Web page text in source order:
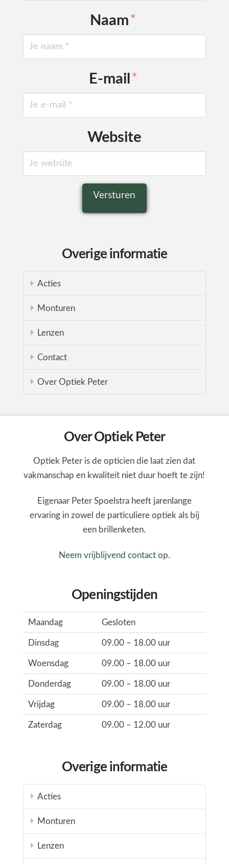
Naam*
E-mail*
Website
Overige informatie
Acties
Monturen
Lenzen
Contact
Over Optiek Peter
Over Optiek Peter
Optiek Peter is de opticien die laat zien dat
vakmanschap en kwaliteit niet duur hoeft te zijn!
Eigenaar Peter Spoelstra heeft jarenlange
ervaring in zowel de particuliere optiek als bij
een brillenketen.
Neem vrijblijvend contact op.
Openingstijden
Maandag Gesloten
Dinsdag 09.00 – 18.00 uur
Woensdag 09.00 – 18.00 uur
Donderdag 09.00 – 18.00 uur
Vrijdag 09.00 – 18.00 uur
Zaterdag 09.00 – 12.00 uur
Overige informatie
Acties
Monturen
Lenzen